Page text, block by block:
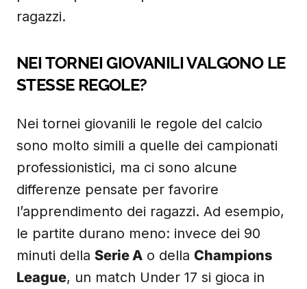
ragazzi.
NEI TORNEI GIOVANILI VALGONO LE
STESSE REGOLE?
Nei tornei giovanili le regole del calcio
sono molto simili a quelle dei campionati
professionistici, ma ci sono alcune
differenze pensate per favorire
l’apprendimento dei ragazzi. Ad esempio,
le partite durano meno: invece dei 90
minuti della Serie A o della Champions
League, un match Under 17 si gioca in